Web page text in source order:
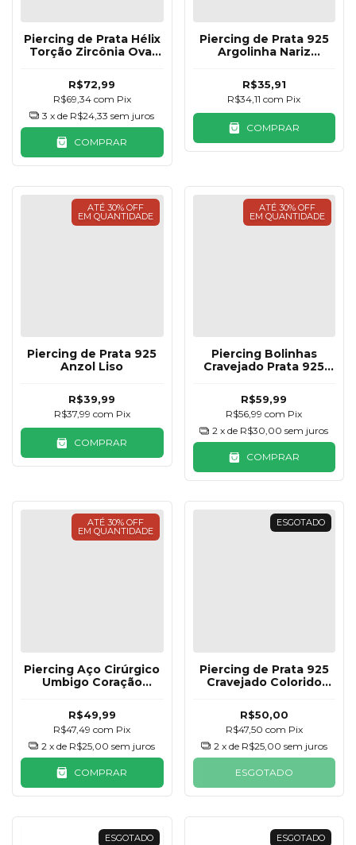
Piercing de Prata Hélix
Torção Zircônia Oval
R$72,99
R$69,34 com Pix
3 x de R$24,33 sem juros
COMPRAR
Piercing de Prata 925
Argolinha Nariz
R$35,91
R$34,11com Pix
COMPRAR
ATÉ 30% OFF
EM QUANTIDADE
Piercing de Prata 925
Anzol Liso
R$39,99
R$37,99 com Pix
COMPRAR
ATÉ 30% OFF
EM QUANTIDADE
Piercing Bolinhas
Cravejado Prata 925
R$59,99
R$56,99com Pix
2 x de R$30,00 sem juros
COMPRAR
ATÉ 30% OFF
EM QUANTIDADE
Piercing Aço Cirúrgico
Umbigo Coração
R$49,99
R$47,49com Pix
2 x de R$25,00 sem juros
COMPRAR
ESGOTADO
Piercing de Prata 925
Cravejado Colorido
R$50,00
R$47,50 com Pix
2 x de R$25,00 sem juros
ESGOTADO
ESGOTADO ESGOTADO